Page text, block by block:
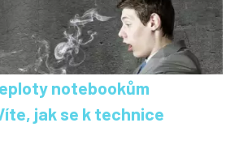
notebookům
jak se k technice